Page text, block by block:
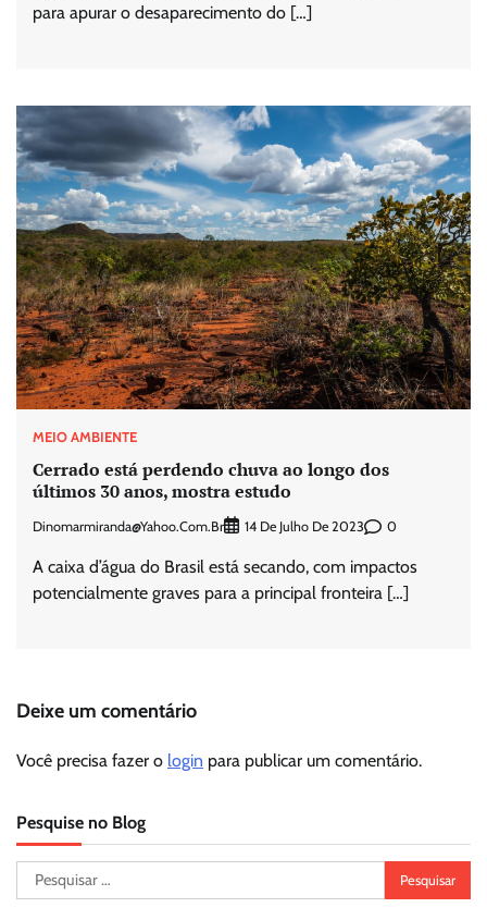
para apurar o desaparecimento do […]
MEIO AMBIENTE
Cerrado está perdendo chuva ao longo dos
últimos 30 anos, mostra estudo
Dinomarmiranda@yahoo.com.br 14 De Julho De 2023 0
A caixa d’água do Brasil está secando, com impactos
potencialmente graves para a principal fronteira […]
Deixe um comentário
Você precisa fazer o login para publicar um comentário.
Pesquise no Blog
Pesquisar
por: